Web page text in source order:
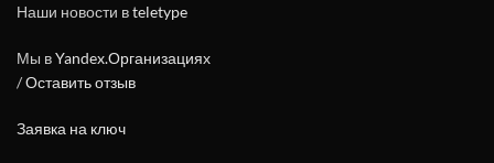
Наши новости вteletype
Мы вYandex.Организациях
/Оставить отзыв
Заявка на ключ